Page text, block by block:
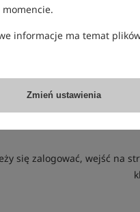
informacje ma temat
Zmień ustawienia
W promocji bierze
Aukcja trwa w
się zalogować, wejść na